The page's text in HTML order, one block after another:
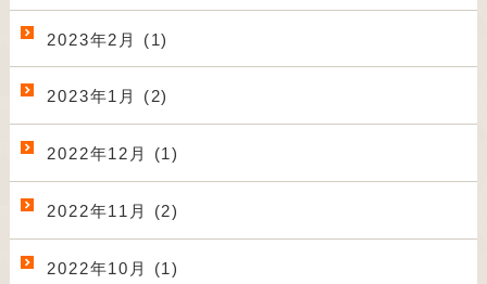
2023年2月 (1)
2023年1月 (2)
2022年12月 (1)
2022年11月 (2)
2022年10月 (1)